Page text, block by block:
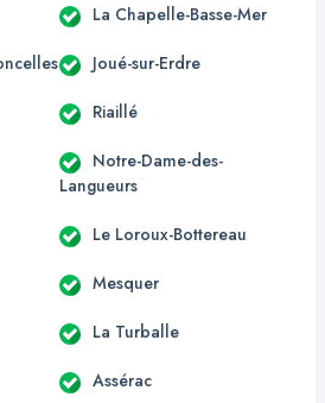
La Chapelle-Basse-Mer
Joué-sur-Erdre
Riaillé
Notre-Dame-des-
Langueurs
Le Loroux-Bottereau
Mesquer
La Turballe
Assérac